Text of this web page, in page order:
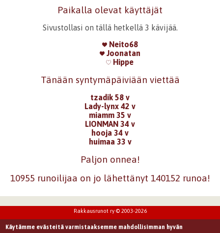
Paikalla olevat käyttäjät
Sivustollasi on tällä hetkellä 3 kävijää.
Neito68
Joonatan
Hippe
Tänään syntymäpäiviään viettää
tzadik 58 v
Lady-lynx 42 v
miamm 35 v
LIONMAN 34 v
hooja 34 v
huimaa 33 v
Paljon onnea!
10955 runoilijaa on jo lähettänyt 140152 runoa!
Rakkausrunot ry © 2003-2026
Käytämme evästeitä varmistaaksemme mahdollisimman hyvän